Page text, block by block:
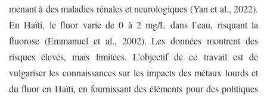
menant à des maladies rénales et neurologiques (Yan et al., 2022).
En Haïti, le fluor varie de 0 à 2 mg/L dans l’eau, risquant la
fluorose (Emmanuel et al., 2002). Les données montrent des
risques élevés, mais limitées. L’objectif de ce travail est de
vulgariser les connaissances sur les impacts des métaux lourds et
du fluor en Haïti, en fournissant des éléments pour des politiques